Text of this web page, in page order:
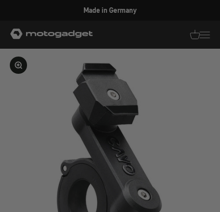
Made in Germany
motogadget GmbH
Bild vergrößern